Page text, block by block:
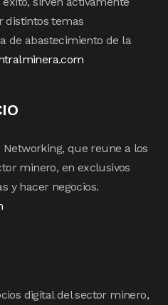
distintos temas
de abastecimiento de la
que reune a los
minero, en exclusivos
y hacer negocios.
digital del sector minero,